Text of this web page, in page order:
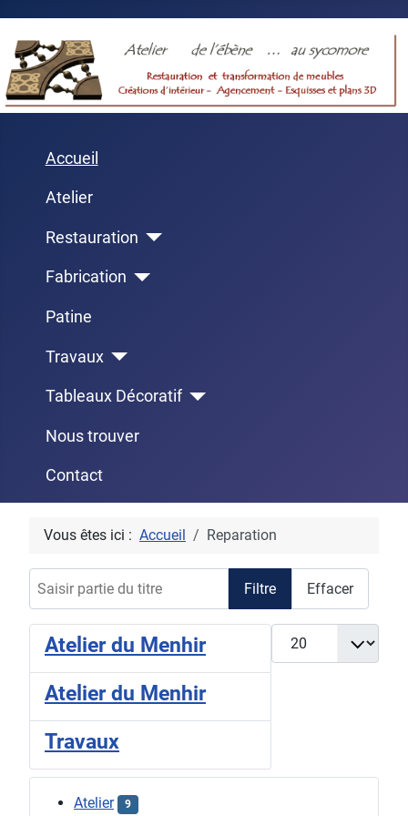
Accueil
Atelier
Restauration
Fabrication
Patine
Travaux
Tableaux Décoratif
Nous trouver
Contact
Vous êtes ici : Accueil Reparation
Filtre Effacer
Afficher #
Atelier du Menhir
Atelier du Menhir
Travaux
Atelier 9